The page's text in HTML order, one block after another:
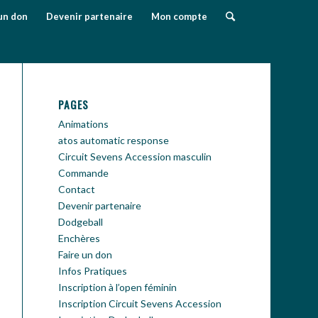
don Devenir partenaire Mon compte
PAGES
Animations
atos automatic response
Circuit Sevens Accession masculin
Commande
Contact
Devenir partenaire
Dodgeball
Enchères
Faire un don
Infos Pratiques
Inscription à l’open féminin
Inscription Circuit Sevens Accession